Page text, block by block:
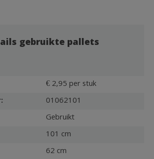
gebruikte pallets
€ 2,95 per stuk
01062101
Gebruikt
101 cm
62 cm